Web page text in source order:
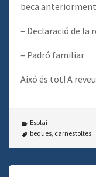
beca
– Declaració de la
– Padró familiar
Aixó és tot! A
Esplai
beques, carnestoltes